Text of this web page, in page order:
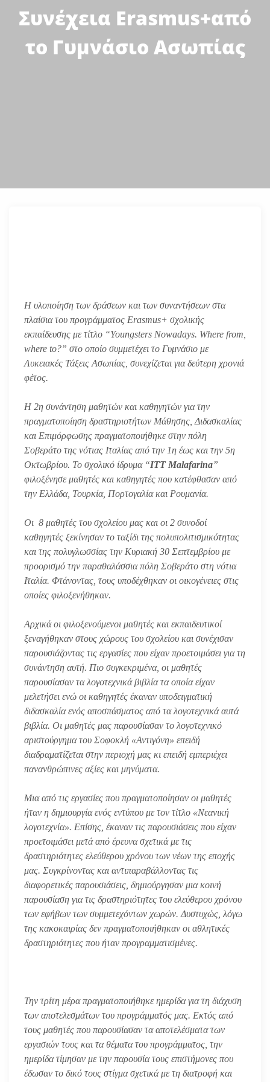
Συνέχεια Erasmus+από
το Γυμνάσιο Ασωπίας
Η υλοποίηση των δράσεων και των συναντήσεων στα
πλαίσια του προγράμματος Erasmus+ σχολικής
εκπαίδευσης με τίτλο “Youngsters Nowadays. Where from,
where to?” στο οποίο συμμετέχει το Γυμνάσιο με
Λυκειακές Τάξεις Ασωπίας, συνεχίζεται για δεύτερη χρονιά
φέτος.
Η 2η συνάντηση μαθητών και καθηγητών για την
πραγματοποίηση δραστηριοτήτων Μάθησης, Διδασκαλίας
και Επιμόρφωσης πραγματοποιήθηκε στην πόλη
Σοβεράτο της νότιας Ιταλίας από την 1η έως και την 5η
Οκτωβρίου. Το σχολικό ίδρυμα “ITT Malafarina”
φιλοξένησε μαθητές και καθηγητές που κατέφθασαν από
την Ελλάδα, Τουρκία, Πορτογαλία και Ρουμανία.
Οι 8 μαθητές του σχολείου μας και οι 2 συνοδοί
καθηγητές ξεκίνησαν το ταξίδι της πολυπολιτισμικότητας
και της πολυγλωσσίας την Κυριακή 30 Σεπτεμβρίου με
προορισμό την παραθαλάσσια πόλη Σοβεράτο στη νότια
Ιταλία. Φτάνοντας, τους υποδέχθηκαν οι οικογένειες στις
οποίες φιλοξενήθηκαν.
Αρχικά οι φιλοξενούμενοι μαθητές και εκπαιδευτικοί
ξεναγήθηκαν στους χώρους του σχολείου και συνέχισαν
παρουσιάζοντας τις εργασίες που είχαν προετοιμάσει για τη
συνάντηση αυτή. Πιο συγκεκριμένα, οι μαθητές
παρουσίασαν τα λογοτεχνικά βιβλία τα οποία είχαν
μελετήσει ενώ οι καθηγητές έκαναν υποδειγματική
διδασκαλία ενός αποσπάσματος από τα λογοτεχνικά αυτά
βιβλία. Οι μαθητές μας παρουσίασαν το λογοτεχνικό
αριστούργημα του Σοφοκλή «Αντιγόνη» επειδή
διαδραματίζεται στην περιοχή μας κι επειδή εμπεριέχει
πανανθρώπινες αξίες και μηνύματα.
Μια από τις εργασίες που πραγματοποίησαν οι μαθητές
ήταν η δημιουργία ενός εντύπου με τον τίτλο «Νεανική
λογοτεχνία». Επίσης, έκαναν τις παρουσιάσεις που είχαν
προετοιμάσει μετά από έρευνα σχετικά με τις
δραστηριότητες ελεύθερου χρόνου των νέων της εποχής
μας. Συγκρίνοντας και αντιπαραβάλλοντας τις
διαφορετικές παρουσιάσεις, δημιούργησαν μια κοινή
παρουσίαση για τις δραστηριότητες του ελεύθερου χρόνου
των εφήβων των συμμετεχόντων χωρών. Δυστυχώς, λόγω
της κακοκαιρίας δεν πραγματοποιήθηκαν οι αθλητικές
δραστηριότητες που ήταν προγραμματισμένες.
Την τρίτη μέρα πραγματοποιήθηκε ημερίδα για τη διάχυση
των αποτελεσμάτων του προγράμματός μας. Εκτός από
τους μαθητές που παρουσίασαν τα αποτελέσματα των
εργασιών τους και τα θέματα του προγράμματος, την
ημερίδα τίμησαν με την παρουσία τους επιστήμονες που
έδωσαν το δικό τους στίγμα σχετικά με τη διατροφή και